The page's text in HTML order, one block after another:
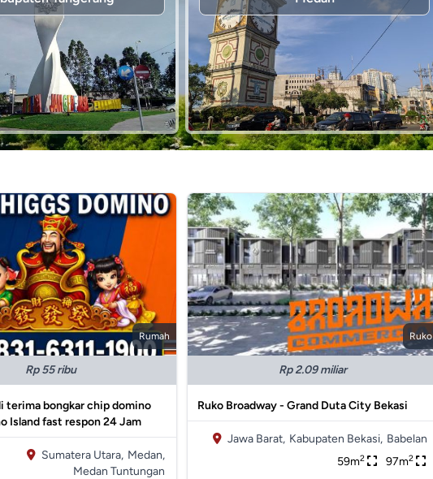
Rumah
Rp 55 ribu
terima bongkar chip domino
Island fast respon 24 Jam
Sumatera Utara, Medan,
Medan Tuntungan
Ruko
Rp 2.09 miliar
Ruko Broadway - Grand Duta City Bekasi
Jawa Barat, Kabupaten Bekasi, Babelan
59m2 97m2